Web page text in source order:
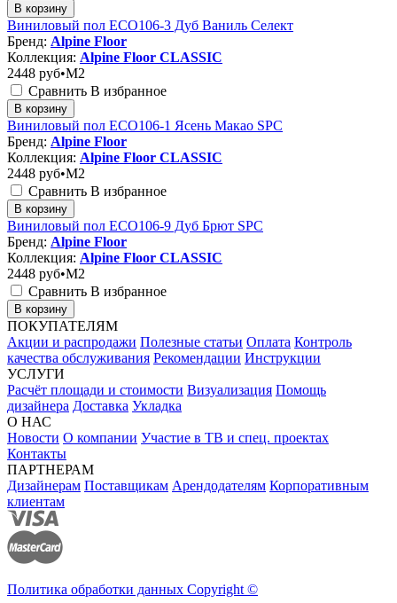
В корзину
Виниловый пол ECO106-3 Дуб Ваниль Селект
Бренд: Alpine Floor
Коллекция: Alpine Floor CLASSIC
2448 руб•M2
Сравнить В избранное
В корзину
Виниловый пол ЕСО106-1 Ясень Макао SPC
Бренд: Alpine Floor
Коллекция: Alpine Floor CLASSIC
2448 руб•M2
Сравнить В избранное
В корзину
Виниловый пол ЕСО106-9 Дуб Брют SPC
Бренд: Alpine Floor
Коллекция: Alpine Floor CLASSIC
2448 руб•M2
Сравнить В избранное
В корзину
ПОКУПАТЕЛЯМ
Акции и распродажи Полезные статьи Оплата Контроль
качества обслуживания Рекомендации Инструкции
УСЛУГИ
Расчёт площади и стоимости Визуализация Помощь
дизайнера Доставка Укладка
О НАС
Новости О компании Участие в ТВ и спец. проектах
Контакты
ПАРТНЕРАМ
Дизайнерам Поставщикам Арендодателям Корпоративным
клиентам
Политика обработки данных Copyright ©